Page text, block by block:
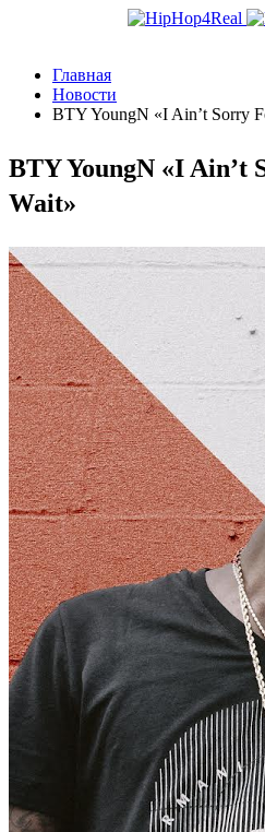
Главная
Новости
BTY YoungN «I Ain’t Sorry
BTY YoungN «I Ain’t
Wait»